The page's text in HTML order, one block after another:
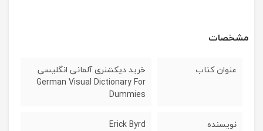
مشخصات
عنوان کتاب
خرید دیکشنری آلمانی انگلیسی
German Visual Dictionary For
Dummies
نویسنده Erick Byrd